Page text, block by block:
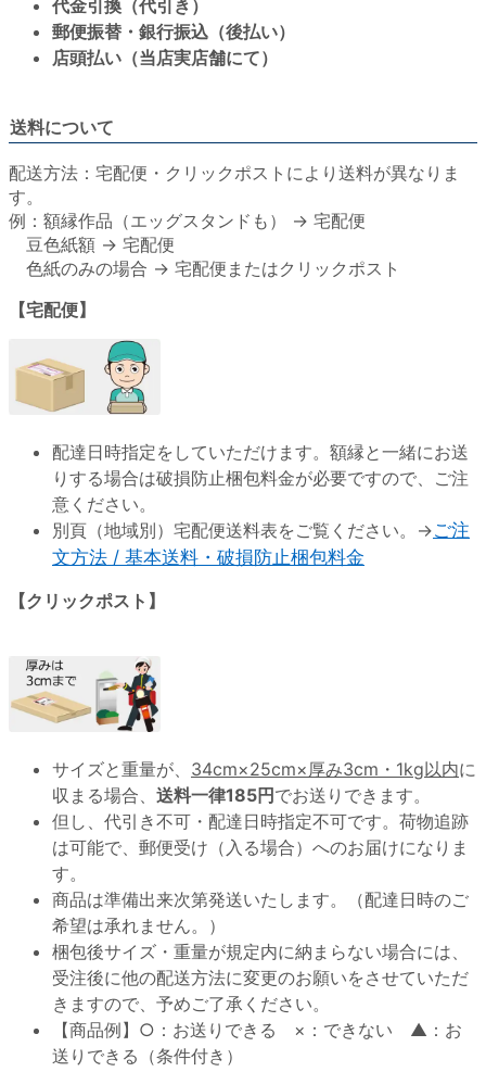
代金引換（代引き）
郵便振替・銀行振込（後払い）
店頭払い（当店実店舗にて）
送料について
配送方法：宅配便・クリックポストにより送料が異なりま
す。
例：額縁作品（エッグスタンドも） → 宅配便
豆色紙額 → 宅配便
色紙のみの場合 → 宅配便またはクリックポスト
【宅配便】
配達日時指定をしていただけます。額縁と一緒にお送
りする場合は破損防止梱包料金が必要ですので、ご注
意ください。
別頁（地域別）宅配便送料表をご覧ください。→ご注
文方法 / 基本送料・破損防止梱包料金
【クリックポスト】
サイズと重量が、 34cm×25cm×厚み3cm・1kg以内に
収まる場合、 送料一律185円でお送りできます。
但し、代引き不可・配達日時指定不可です。荷物追跡
は可能で、郵便受け（入る場合）へのお届けになりま
す。
商品は準備出来次第発送いたします。（配達日時のご
希望は承れません。）
梱包後サイズ・重量が規定内に納まらない場合には、
受注後に他の配送方法に変更のお願いをさせていただ
きますので、予めご了承ください。
【商品例】○：お送りできる ×：できない ▲：お
送りできる（条件付き）